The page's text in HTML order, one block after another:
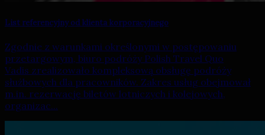
List referencyjny od klienta korporacyjnego
Zgodnie z warunkami określonymi w postępowaniu
przetargowym, biuro podróży Polish Travel Quo
Vadis zrealizowało kompleksową obsługę podróży
służbowych dla pracowników. Zakres usług obejmował
m.in. rezerwację biletów lotniczych i kolejowych,
organizac...